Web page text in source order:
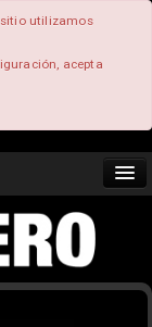
utilizamos
acepta